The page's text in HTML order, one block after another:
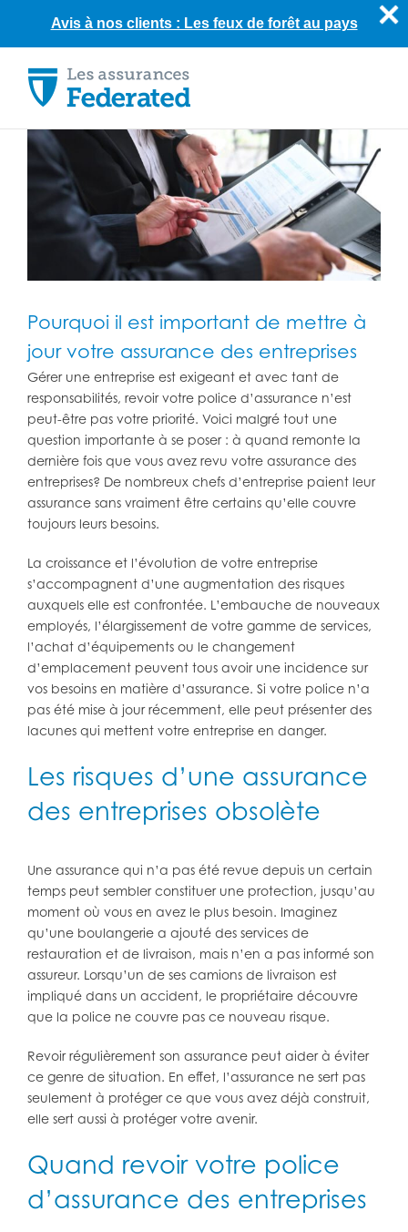
content
Pourquoi il est important de mettre à
jour votre assurance des entreprises
Gérer une entreprise est exigeant et avec tant de
responsabilités, revoir votre police d’assurance n’est
peut-être pas votre priorité. Voici malgré tout une
question importante à se poser : à quand remonte la
dernière fois que vous avez revu votre assurance des
entreprises? De nombreux chefs d’entreprise paient leur
assurance sans vraiment être certains qu’elle couvre
toujours leurs besoins.
La croissance et l’évolution de votre entreprise
s’accompagnent d’une augmentation des risques
auxquels elle est confrontée. L’embauche de nouveaux
employés, l’élargissement de votre gamme de services,
l’achat d’équipements ou le changement
d’emplacement peuvent tous avoir une incidence sur
vos besoins en matière d’assurance. Si votre police n’a
pas été mise à jour récemment, elle peut présenter des
lacunes qui mettent votre entreprise en danger.
Les risques d’une assurance
des entreprises obsolète
Une assurance qui n’a pas été revue depuis un certain
temps peut sembler constituer une protection, jusqu’au
moment où vous en avez le plus besoin. Imaginez
qu’une boulangerie a ajouté des services de
restauration et de livraison, mais n’en a pas informé son
assureur. Lorsqu’un de ses camions de livraison est
impliqué dans un accident, le propriétaire découvre
que la police ne couvre pas ce nouveau risque.
Revoir régulièrement son assurance peut aider à éviter
ce genre de situation. En effet, l’assurance ne sert pas
seulement à protéger ce que vous avez déjà construit,
elle sert aussi à protéger votre avenir.
Quand revoir votre police
d’assurance des entreprises
Avis à nos clients : Les feux de forêt au pays